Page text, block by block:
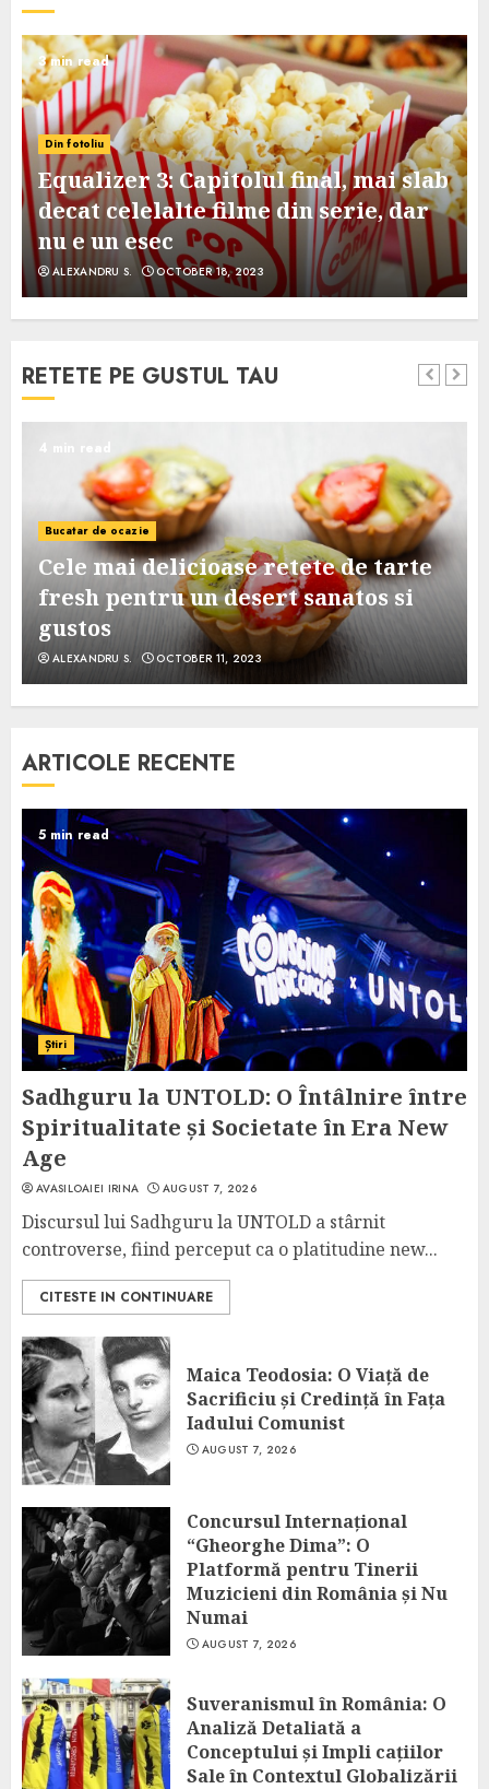
3 min read
Din fotoliu
Equalizer 3: Capitolul final, mai slab
decat celelalte filme din serie, dar
nu e un esec
ALEXANDRU S. OCTOBER 18, 2023
RETETE PE GUSTUL TAU
4 min read
Bucatar de ocazie
Cele mai delicioase retete de tarte
fresh pentru un desert sanatos si
gustos
ALEXANDRU S. OCTOBER 11, 2023
ARTICOLE RECENTE
5 min read
Știri
Sadhguru la UNTOLD: O Întâlnire între
Spiritualitate și Societate în Era New
Age
AVASILOAIEI IRINA AUGUST 7, 2026
Discursul lui Sadhguru la UNTOLD a stârnit
controverse, fiind perceput ca o platitudine new...
CITESTE IN CONTINUARE
Maica Teodosia: O Viață de
Sacrificiu și Credință în Fața
Iadului Comunist
AUGUST 7, 2026
Concursul Internațional
“Gheorghe Dima”: O
Platformă pentru Tinerii
Muzicieni din România și Nu
Numai
AUGUST 7, 2026
Suveranismul în România: O
Analiză Detaliată a
Conceptului și Impli cațiilor
Sale în Contextul Globalizării